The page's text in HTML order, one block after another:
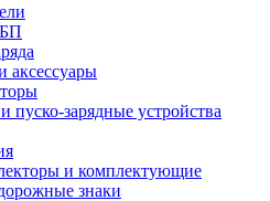
аксессуары
пуско-зарядные устройства
и комплектующие
знаки